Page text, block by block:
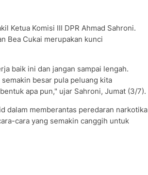
Ketua Komisi III DPR Ahmad Sahroni.
Bea Cukai merupakan kunci
baik ini dan jangan sampai lengah.
besar pula peluang kita
apa pun," ujar Sahroni, Jumat (3/7).
dalam memberantas peredaran narkotika
cara yang semakin canggih untuk